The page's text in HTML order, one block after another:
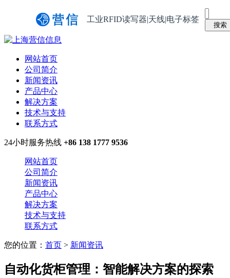
工业RFID读写器|天线|电子标签
网站首页
公司简介
新闻资讯
产品中心
解决方案
技术与支持
联系方式
24小时服务热线 +86 138 1777 9536
网站首页
公司简介
新闻资讯
产品中心
解决方案
技术与支持
联系方式
您的位置： 首页 > 新闻资讯
自动化货柜管理：智能解决方案的探索